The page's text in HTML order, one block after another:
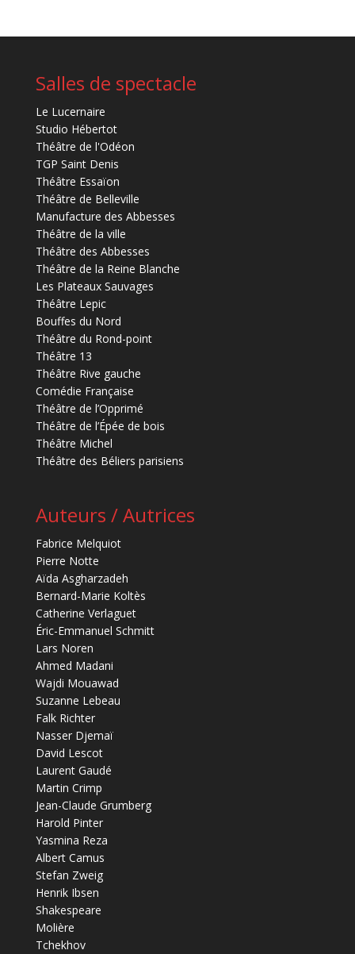
Salles de spectacle
Le Lucernaire
Studio Hébertot
Théâtre de l'Odéon
TGP Saint Denis
Théâtre Essaïon
Théâtre de Belleville
Manufacture des Abbesses
Théâtre de la ville
Théâtre des Abbesses
Théâtre de la Reine Blanche
Les Plateaux Sauvages
Théâtre Lepic
Bouffes du Nord
Théâtre du Rond-point
Théâtre 13
Théâtre Rive gauche
Comédie Française
Théâtre de l’Opprimé
Théâtre de l’Épée de bois
Théâtre Michel
Théâtre des Béliers parisiens
Auteurs / Autrices
Fabrice Melquiot
Pierre Notte
Aïda Asgharzadeh
Bernard-Marie Koltès
Catherine Verlaguet
Éric-Emmanuel Schmitt
Lars Noren
Ahmed Madani
Wajdi Mouawad
Suzanne Lebeau
Falk Richter
Nasser Djemaï
David Lescot
Laurent Gaudé
Martin Crimp
Jean-Claude Grumberg
Harold Pinter
Yasmina Reza
Albert Camus
Stefan Zweig
Henrik Ibsen
Shakespeare
Molière
Tchekhov